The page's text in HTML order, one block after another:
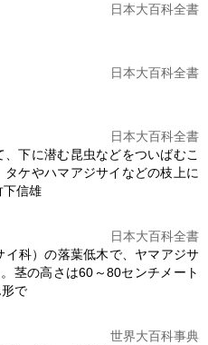
日本大百科全書
日本大百科全書
日本大百科全書
下に潜む昆虫などをついばむこ
タケやハマアジサイ などの枝上に
下信雄
日本大百科全書
イ科）の落葉低木で、ヤマアジサ
茎の高さは60～80センチメート
で
世界大百科事典